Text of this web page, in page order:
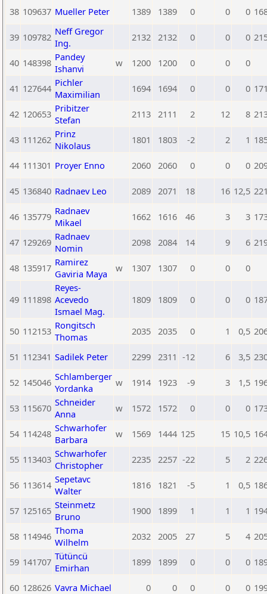
38 109637 Mueller Peter 1389 1389 0 0 0
39 109782 Neff Gregor
Ing.
2132 2132 0 0 0
40 148398 Pandey
Ishanvi
w 1200 1200 0 0 0
41 127644 Pichler
Maximilian
1694 1694 0 0 0
42 120653 Pribitzer
Stefan
2113 2111 2 12 8
43 111262 Prinz
Nikolaus
1801 1803 -2 2 1
44 111301 Proyer Enno 2060 2060 0 0 0
45 136840 Radnaev Leo 2089 2071 18 16 12,5
46 135779 Radnaev
Mikael
1662 1616 46 3 3
47 129269 Radnaev
Nomin
2098 2084 14 9 6
48 135917 Ramirez
Gaviria Maya
w 1307 1307 0 0 0
49 111898
Reyes-
Acevedo
Ismael Mag.
1809 1809 0 0 0
50 112153 Rongitsch
Thomas
2035 2035 0 1 0,5
51 112341 Sadilek Peter 2299 2311 -12 6 3,5
52 145046 Schlamberger
Yordanka
w 1914 1923 -9 3 1,5
53 115670 Schneider
Anna
w 1572 1572 0 0 0
54 114248 Schwarhofer
Barbara
w 1569 1444 125 15 10,5
55 113403 Schwarhofer
Christopher
2235 2257 -22 5 2
56 113614 Sepetavc
Walter
1816 1821 -5 1 0,5
57 125165 Steinmetz
Bruno
1900 1899 1 1 1
58 114946 Thoma
Wilhelm
2032 2005 27 5 4
59 141707 Tütüncü
Emirhan
1899 1899 0 0 0
60 128626 Vavra Michael 0 0 0 0 0